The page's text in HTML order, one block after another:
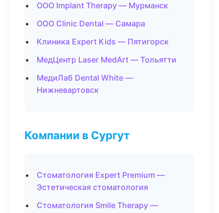
ООО Implant Therapy — Мурманск
ООО Clinic Dental — Самара
Клиника Expert Kids — Пятигорск
МедЦентр Laser MedArt — Тольятти
МедиЛаб Dental White —
Нижневартовск
Компании в Сургут
Стоматология Expert Premium —
Эстетическая стоматология
Стоматология Smile Therapy —